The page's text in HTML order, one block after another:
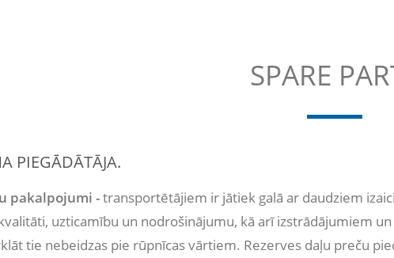
SPARE
PIEGĀDĀTĀJA.
pakalpojumi -transportētājiem ir jātiek galā ar daudziem
uzticamību un nodrošinājumu, kā arī izstrādājumiem
tie nebeidzas pie rūpnīcas vārtiem. Rezerves daļu preču